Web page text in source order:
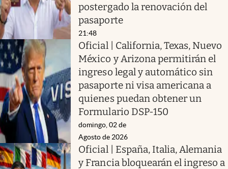
postergado la renovación del
pasaporte
21:48
Oficial | California, Texas, Nuevo
México y Arizona permitirán el
ingreso legal y automático sin
pasaporte ni visa americana a
quienes puedan obtener un
Formulario DSP-150
domingo, 02 de
Agosto de 2026
Oficial | España, Italia, Alemania
y Francia bloquearán el ingreso a